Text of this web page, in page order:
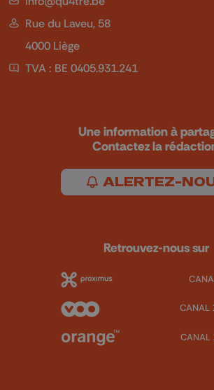
Rue du Laveu, 58
4000 Liège
TVA : BE 0405.931.241
Une information à
Contactez la
ALERTEZ-
Retrouvez-nous sur
CANAL